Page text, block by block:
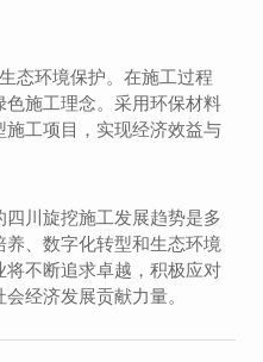
态环境保护。在施工过程
施工理念。采用环保材料
工项目，实现经济效益与
川旋挖施工发展趋势是多
、数字化转型和生态环境
不断追求卓越，积极应对
经济发展贡献力量。